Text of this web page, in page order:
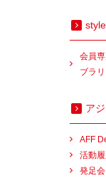
会員
ブラ
ア
AFF
活動
発足会